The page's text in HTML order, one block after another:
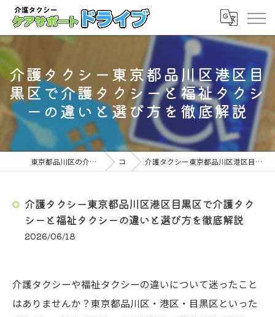
介護タクシー東京都品川区港区目
黒区で介護タクシーと福祉タクシ
ーの違いと選び方を徹底解説
東京都品川区の介護タクシーならケアサポート ドライブ コラム 介護タクシー東京都品川区港区目黒区で介護タクシーと福祉タクシーの違いと選び方を徹底解説
介護タクシー東京都品川区港区目黒区で介護タク
シーと福祉タクシーの違いと選び方を徹底解説
2026/06/18
介護タクシーや福祉タクシーの違いについて迷ったこと
はありませんか？東京都品川区・港区・目黒区といった